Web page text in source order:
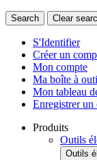
S'Identifier
Créer un
Mon compte
Ma boîte à
Mon tableau
Enregistrer un
Produits
Outils
Outils